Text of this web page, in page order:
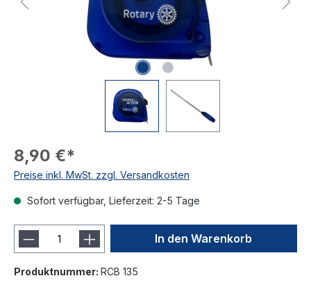
8,90 €*
Preise inkl. MwSt. zzgl. Versandkosten
Sofort verfügbar, Lieferzeit: 2-5 Tage
In den Warenkorb
Produktnummer: RCB 135